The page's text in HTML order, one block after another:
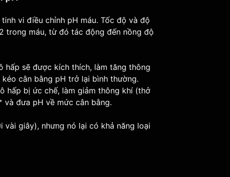
vi điều chỉnh pH máu. Tốc độ và độ
trong máu, từ đó tác động đến nồng độ
hấp sẽ được kích thích, làm tăng thông
cân bằng pH trở lại bình thường.
hấp bị ức chế, làm giảm thông khí (thở
và đưa pH về mức cân bằng.
vài giây), nhưng nó lại có khả năng loại